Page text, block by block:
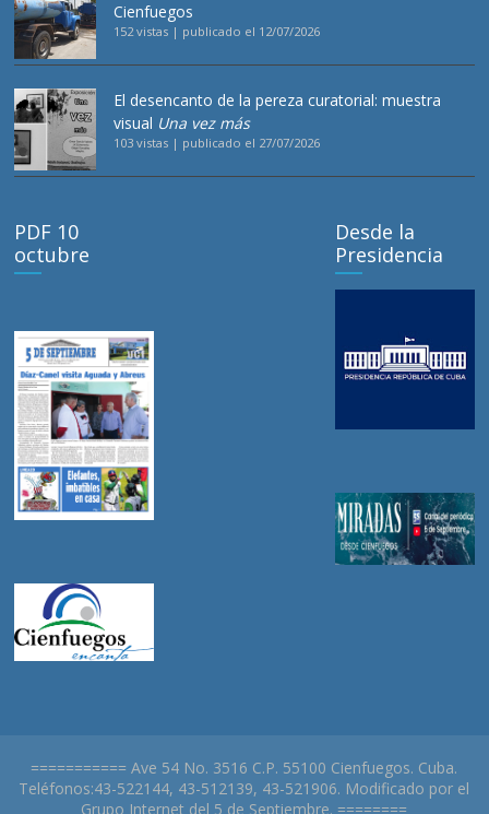
Cienfuegos
152 vistas | publicado el 12/07/2026
El desencanto de la pereza curatorial: muestra
visual Una vez más
103 vistas | publicado el 27/07/2026
PDF 10
octubre
Desde la
Presidencia
=========== Ave 54 No. 3516 C.P. 55100 Cienfuegos. Cuba.
Teléfonos:43-522144, 43-512139, 43-521906. Modificado por el
Grupo Internet del 5 de Septiembre. ========